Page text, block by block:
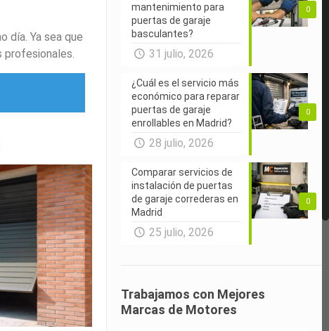
día. Ya sea que
0
mantenimiento para
puertas de garaje
basculantes?
31 julio, 2026
0
¿Cuál es el servicio más
económico para reparar
puertas de garaje
enrollables en Madrid?
28 julio, 2026
0
Comparar servicios de
instalación de puertas
de garaje correderas en
Madrid
25 julio, 2026
Trabajamos con Mejores
Marcas de Motores